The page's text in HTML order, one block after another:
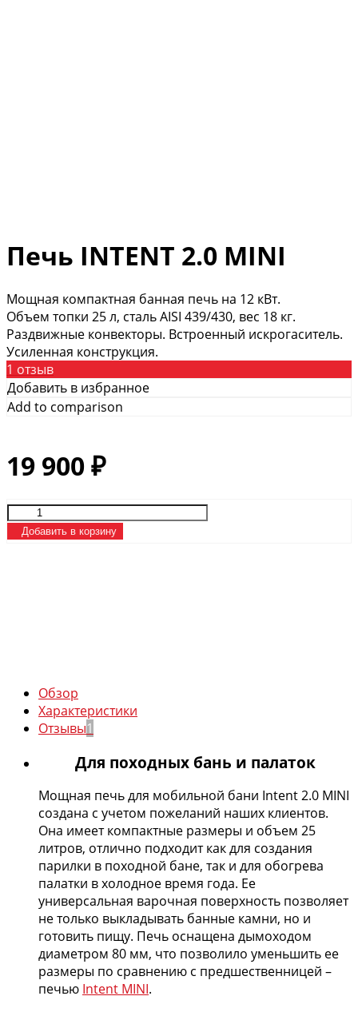
Печь INTENT 2.0 MINI
Мощная компактная банная печь на 12 кВт.
Объем топки 25 л, сталь AISI 439/430, вес 18 кг.
Раздвижные конвекторы. Встроенный искрогаситель.
Усиленная конструкция.
1 отзыв
Добавить в избранное
Add to comparison
19 900₽
Добавить в корзину
Обзор
Характеристики
Отзывы1
Для походных бань и палаток
Мощная печь для мобильной бани Intent 2.0 MINI
создана с учетом пожеланий наших клиентов.
Она имеет компактные размеры и объем 25
литров, отлично подходит как для создания
парилки в походной бане, так и для обогрева
палатки в холодное время года. Ее
универсальная варочная поверхность позволяет
не только выкладывать банные камни, но и
готовить пищу. Печь оснащена дымоходом
диаметром 80 мм, что позволило уменьшить ее
размеры по сравнению с предшественницей –
печью Intent MINI.